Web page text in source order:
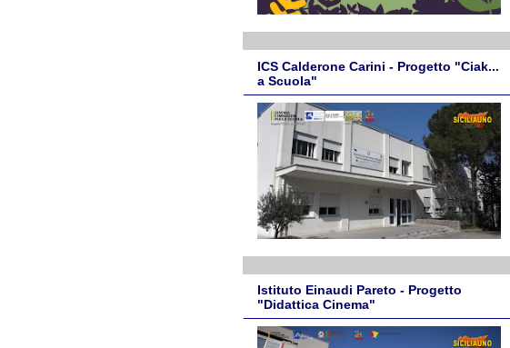
ICS Calderone Carini - Progetto "Ciak...
a Scuola"
Istituto Einaudi Pareto - Progetto
"Didattica Cinema"